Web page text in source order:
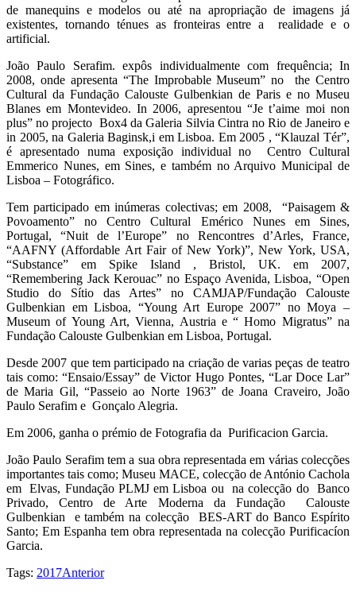
de manequins e modelos ou até na apropriação de imagens já
existentes, tornando ténues as fronteiras entre a realidade e o
artificial.
João Paulo Serafim. expôs individualmente com frequência; In
2008, onde apresenta “The Improbable Museum” no the Centro
Cultural da Fundação Calouste Gulbenkian de Paris e no Museu
Blanes em Montevideo. In 2006, apresentou “Je t’aime moi non
plus” no projecto Box4 da Galeria Silvia Cintra no Rio de Janeiro e
in 2005, na Galeria Baginsk,i em Lisboa. Em 2005 , “Klauzal Tér”,
é apresentado numa exposição individual no Centro Cultural
Emmerico Nunes, em Sines, e também no Arquivo Municipal de
Lisboa – Fotográfico.
Tem participado em inúmeras colectivas; em 2008, “Paisagem &
Povoamento” no Centro Cultural Emérico Nunes em Sines,
Portugal, “Nuit de l’Europe” no Rencontres d’Arles, France,
“AAFNY (Affordable Art Fair of New York)”, New York, USA,
“Substance” em Spike Island , Bristol, UK. em 2007,
“Remembering Jack Kerouac” no Espaço Avenida, Lisboa, “Open
Studio do Sítio das Artes” no CAMJAP/Fundação Calouste
Gulbenkian em Lisboa, “Young Art Europe 2007” no Moya –
Museum of Young Art, Vienna, Austria e “ Homo Migratus” na
Fundação Calouste Gulbenkian em Lisboa, Portugal.
Desde 2007 que tem participado na criação de varias peças de teatro
tais como: “Ensaio/Essay” de Victor Hugo Pontes, “Lar Doce Lar”
de Maria Gil, “Passeio ao Norte 1963” de Joana Craveiro, João
Paulo Serafim e Gonçalo Alegria.
Em 2006, ganha o prémio de Fotografia da Purificacion Garcia.
João Paulo Serafim tem a sua obra representada em várias colecções
importantes tais como; Museu MACE, colecção de António Cachola
em Elvas, Fundação PLMJ em Lisboa ou na colecção do Banco
Privado, Centro de Arte Moderna da Fundação Calouste
Gulbenkian e também na colecção BES-ART do Banco Espírito
Santo; Em Espanha tem obra representada na colecção Purificacíon
Garcia.
Tags: 2017Anterior